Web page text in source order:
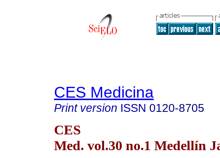
CES Medicina
Print version ISSN 0120-8705
CES
Med. vol.30 no.1 Medellín